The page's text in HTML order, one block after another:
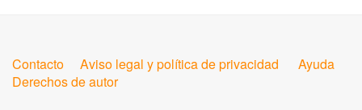
Contacto Aviso legal y política de privacidad
Ayuda
Derechos de autor